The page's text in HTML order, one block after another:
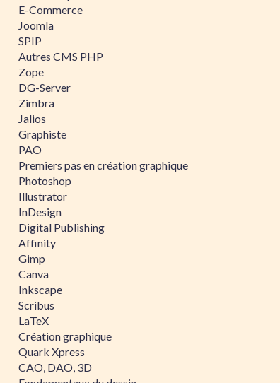
E-Commerce
Joomla
SPIP
Autres CMS PHP
Zope
DG-Server
Zimbra
Jalios
Graphiste
PAO
Premiers pas en création graphique
Photoshop
Illustrator
InDesign
Digital Publishing
Affinity
Gimp
Canva
Inkscape
Scribus
LaTeX
Création graphique
Quark Xpress
CAO, DAO, 3D